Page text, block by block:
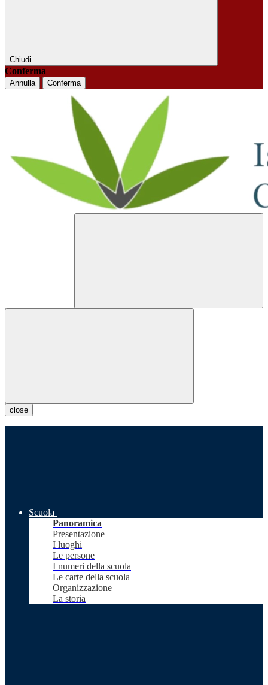
Chiudi
Conferma
Annulla Conferma
close
Scuola
Panoramica
Presentazione
I luoghi
Le persone
I numeri della scuola
Le carte della scuola
Organizzazione
La storia